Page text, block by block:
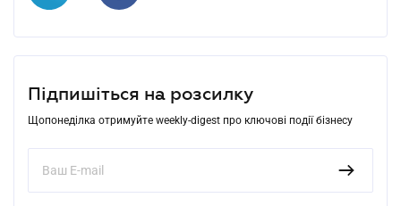
Підпишіться на розсилку
Щопонеділка отримуйте weekly-digest про ключові події бізнесу